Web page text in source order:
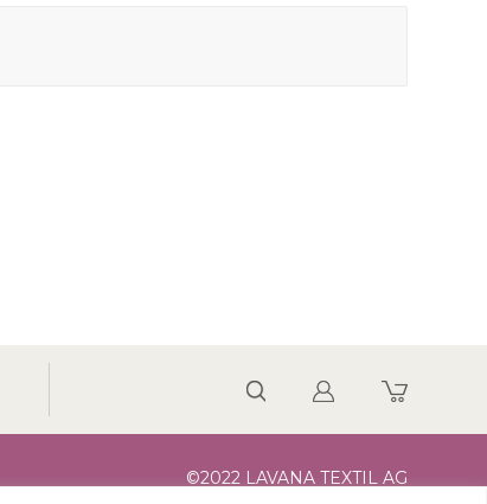
©2022 LAVANA TEXTIL AG